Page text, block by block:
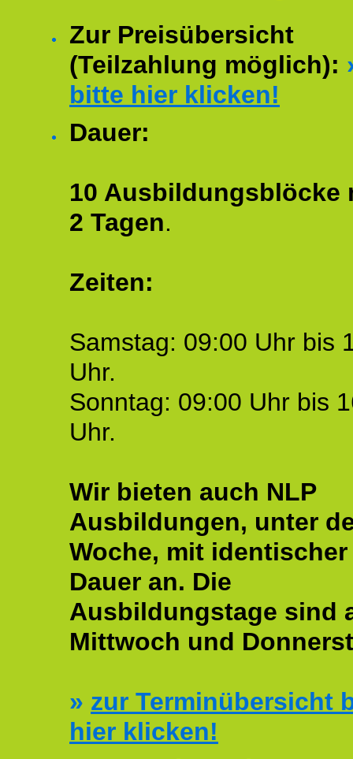
Zur Preisübersicht
(Teilzahlung möglich):
bitte hier klicken!
Dauer:
10 Ausbildungsblöcke
2 Tagen.
Zeiten:
Samstag: 09:00 Uhr bis
Uhr.
Sonntag: 09:00 Uhr bis
Uhr.
Wir bieten auch NLP
Ausbildungen, unter
Woche, mit identischer
Dauer an. Die
Ausbildungstage sind
Mittwoch und
» zur Terminübersicht
hier klicken!